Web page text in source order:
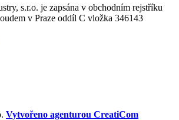
s.r.o. je zapsána v obchodním rejstříku
v Praze oddíl C vložka 346143
Vytvořeno agenturou CreatiCom